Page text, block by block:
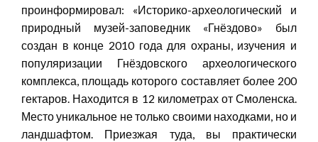
проинформировал: «Историко-археологический и
природный музей-заповедник «Гнёздово» был
создан в конце 2010 года для охраны, изучения и
популяризации Гнёздовского археологического
комплекса, площадь которого составляет более 200
гектаров. Находится в 12 километрах от Смоленска.
Место уникальное не только своими находками, но и
ландшафтом. Приезжая туда, вы практически